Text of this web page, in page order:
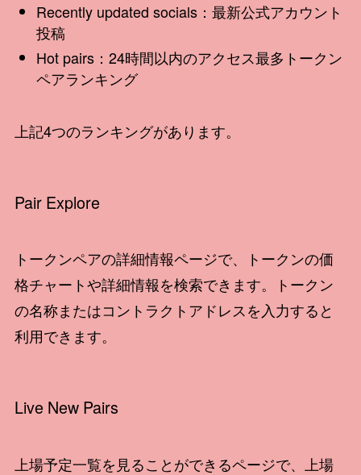
Recently updated socials：最新公式アカウント
投稿
Hot pairs：24時間以内のアクセス最多トークン
ペアランキング
上記4つのランキングがあります。
Pair Explore
トークンペアの詳細情報ページで、トークンの価
格チャートや詳細情報を検索できます。トークン
の名称またはコントラクトアドレスを入力すると
利用できます。
Live New Pairs
上場予定一覧を見ることができるページで、上場